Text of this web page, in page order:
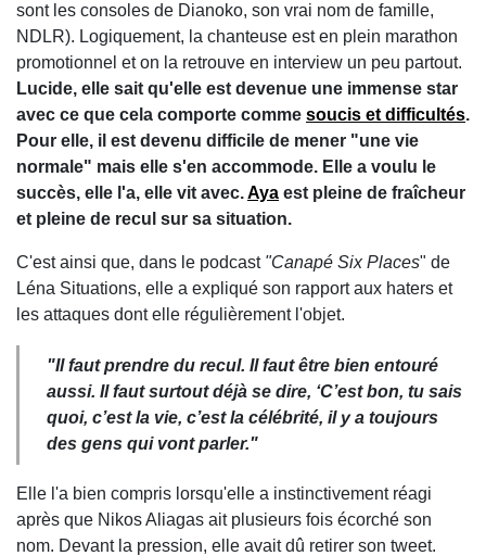
sont les consoles de Dianoko, son vrai nom de famille,
NDLR). Logiquement, la chanteuse est en plein marathon
promotionnel et on la retrouve en interview un peu partout.
Lucide, elle sait qu'elle est devenue une immense star
avec ce que cela comporte comme soucis et difficultés.
Pour elle, il est devenu difficile de mener "une vie
normale" mais elle s'en accommode. Elle a voulu le
succès, elle l'a, elle vit avec.Aya est pleine de fraîcheur
et pleine de recul sur sa situation.
C'est ainsi que, dans le podcast "Canapé Six Places" de
Léna Situations, elle a expliqué son rapport aux haters et
les attaques dont elle régulièrement l'objet.
"Il faut prendre du recul. Il faut être bien entouré
aussi. Il faut surtout déjà se dire, ‘C’est bon, tu sais
quoi, c’est la vie, c’est la célébrité, il y a toujours
des gens qui vont parler."
Elle l'a bien compris lorsqu'elle a instinctivement réagi
après que Nikos Aliagas ait plusieurs fois écorché son
nom. Devant la pression, elle avait dû retirer son tweet.